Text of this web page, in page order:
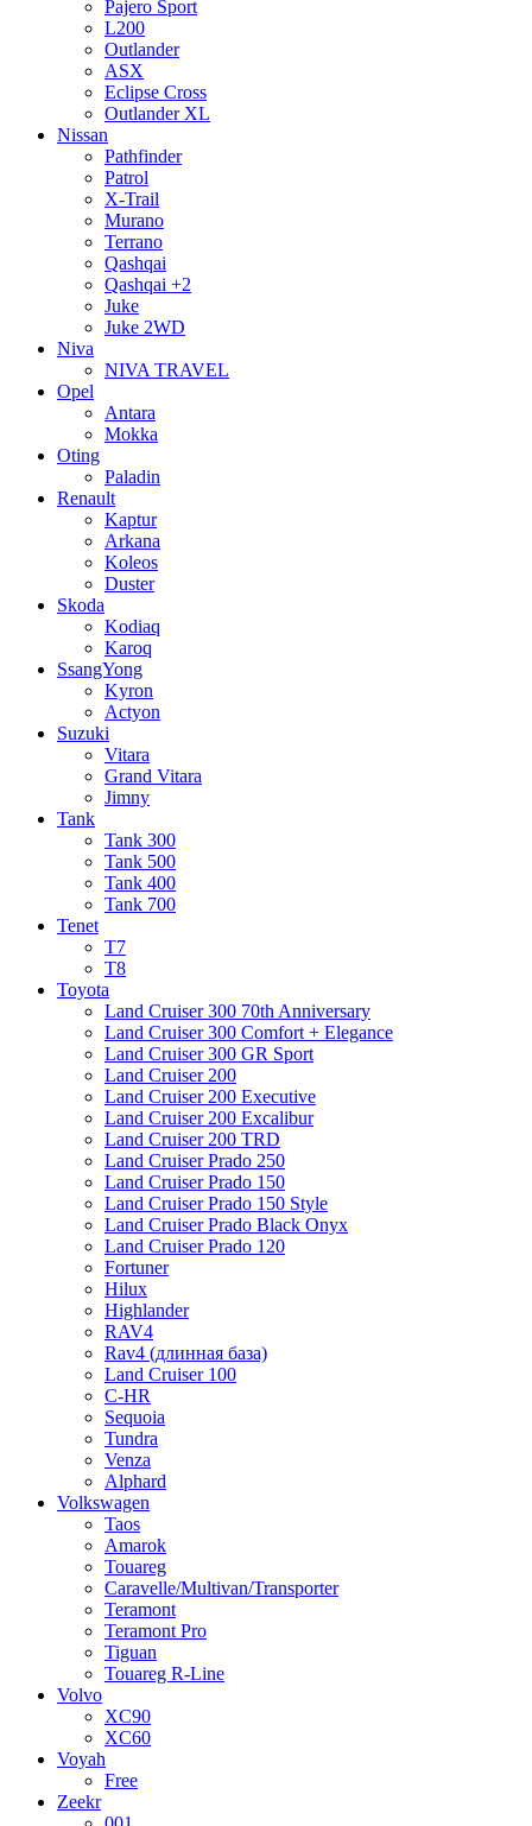
Pajero Sport
L200
Outlander
ASX
Eclipse Cross
Outlander XL
Nissan
Pathfinder
Patrol
X-Trail
Murano
Terrano
Qashqai
Qashqai +2
Juke
Juke 2WD
Niva
NIVA TRAVEL
Opel
Antara
Mokka
Oting
Paladin
Renault
Kaptur
Arkana
Koleos
Duster
Skoda
Kodiaq
Karoq
SsangYong
Kyron
Actyon
Suzuki
Vitara
Grand Vitara
Jimny
Tank
Tank 300
Tank 500
Tank 400
Tank 700
Tenet
T7
T8
Toyota
Land Cruiser 300 70th Anniversary
Land Cruiser 300 Comfort + Elegance
Land Cruiser 300 GR Sport
Land Cruiser 200
Land Cruiser 200 Executive
Land Cruiser 200 Excalibur
Land Cruiser 200 TRD
Land Cruiser Prado 250
Land Cruiser Prado 150
Land Cruiser Prado 150 Style
Land Cruiser Prado Black Onyx
Land Cruiser Prado 120
Fortuner
Hilux
Highlander
RAV4
Rav4 (длинная база)
Land Cruiser 100
C-HR
Sequoia
Tundra
Venza
Alphard
Volkswagen
Taos
Amarok
Touareg
Caravelle/Multivan/Transporter
Teramont
Teramont Pro
Tiguan
Touareg R-Line
Volvo
XC90
XC60
Voyah
Free
Zeekr